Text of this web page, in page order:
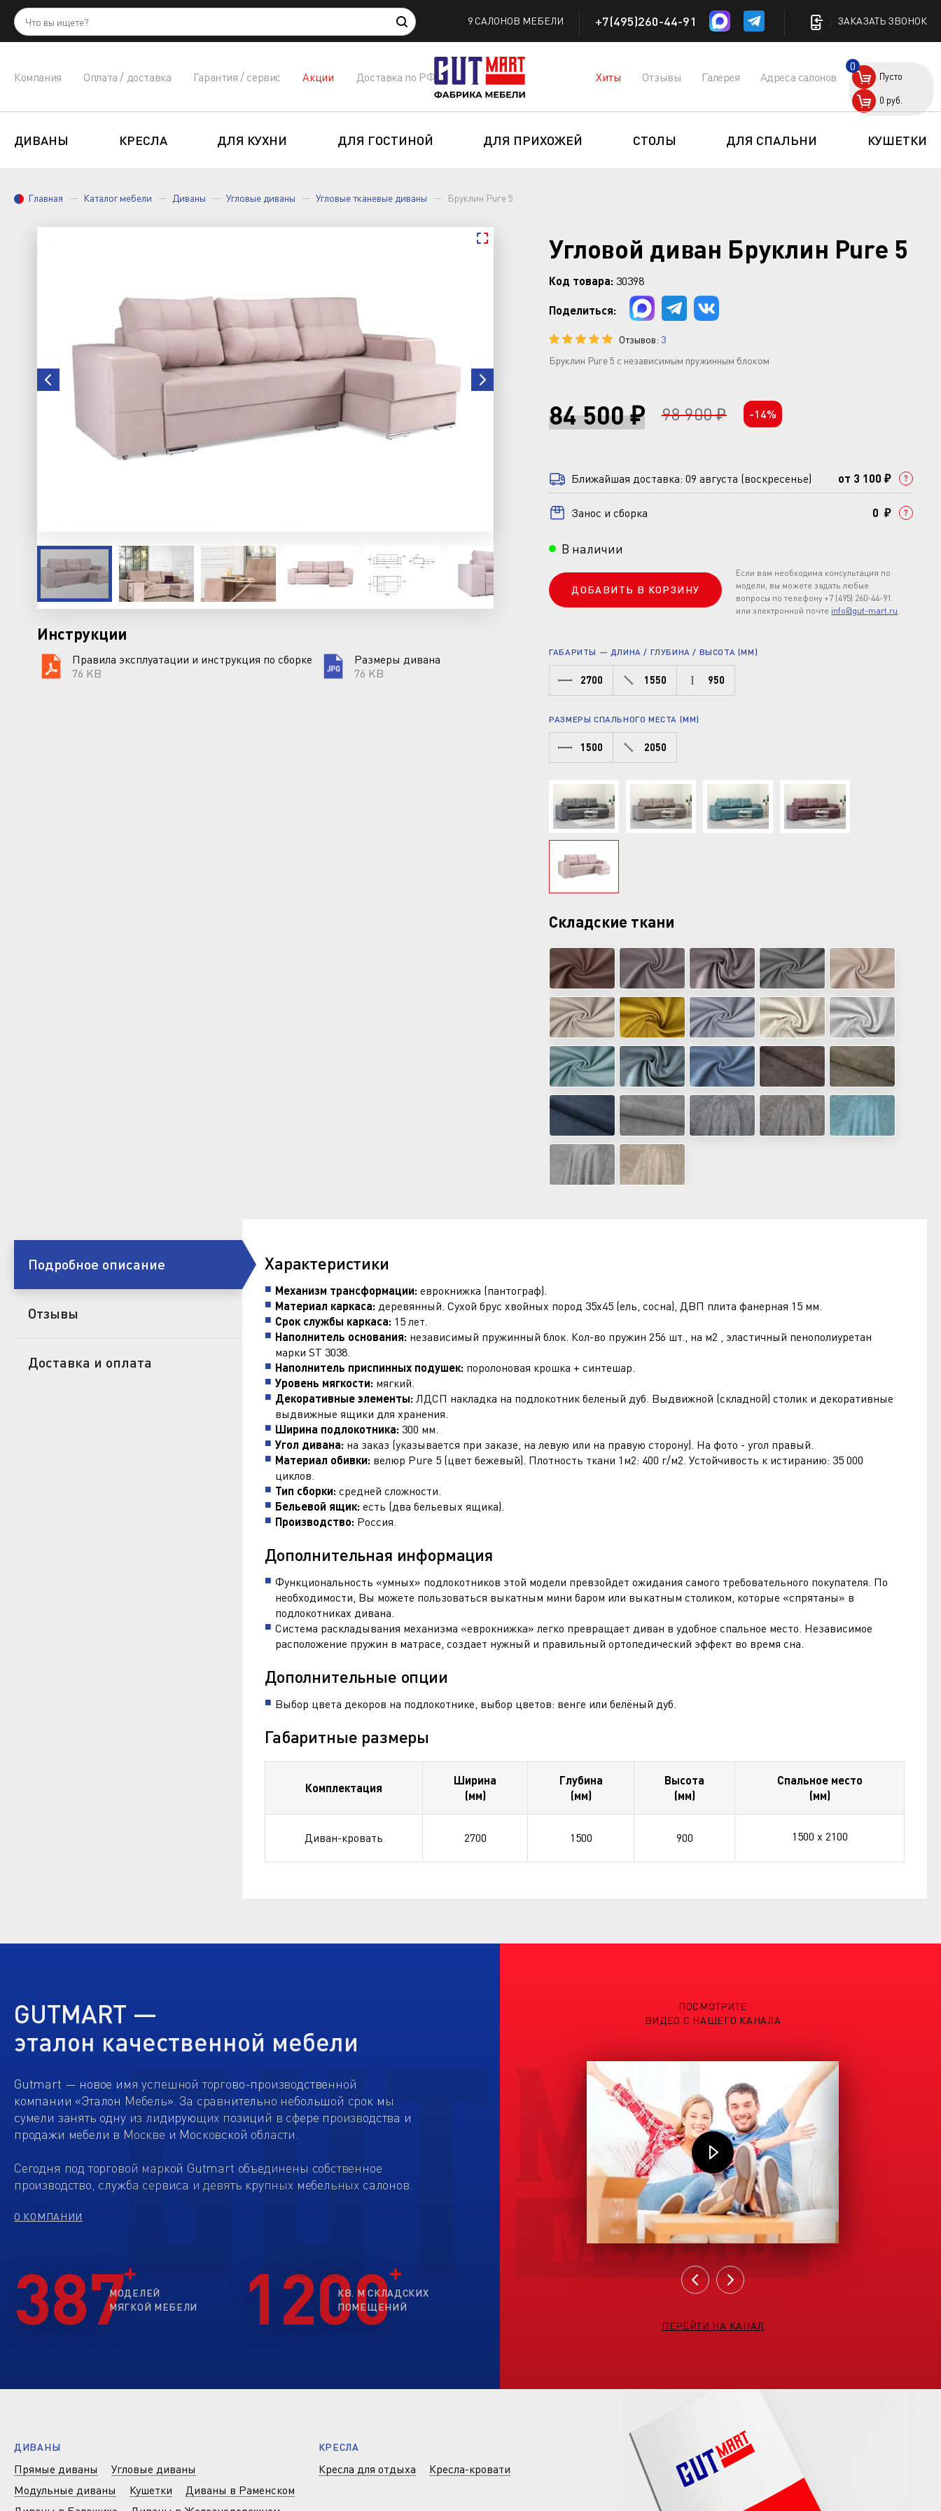
9 САЛОНОВ МЕБЕЛИ +7(495)260-44-91 ЗАКАЗАТЬ ЗВОНОК
Компания Оплата / доставка Гарантия / сервис Акции Доставка по РФ Хиты Отзывы Галерея Адреса салонов Пусто
0
0 руб.
ДИВАНЫ КРЕСЛА ДЛЯ КУХНИ ДЛЯ ГОСТИНОЙ ДЛЯ ПРИХОЖЕЙ СТОЛЫ ДЛЯ СПАЛЬНИ КУШЕТКИ
Главная Каталог мебели Диваны Угловые диваны Угловые тканевые диваны Бруклин Pure 5
Инструкции
Правила эксплуатации и инструкция по сборке
76 KB
Размеры дивана
76 KB
Угловой диван Бруклин Pure 5
Код товара: 30398
Поделиться:
Отзывов: 3
Бруклин Pure 5 с независимым пружинным блоком
84 500 ₽ 98 900 ₽ -14%
Ближайшая доставка: 09 августа (воскресенье) от 3 100 ₽
Занос и сборка 0 ₽
В наличии
ДОБАВИТЬ В КОРЗИНУ
Если вам необходима консультация по
модели, вы можете задать любые
вопросы по телефону +7 (495) 260-44-91
или электронной почте info@gut-mart.ru.
ГАБАРИТЫ — ДЛИНА / ГЛУБИНА / ВЫСОТА (ММ)
2700 1550 950
РАЗМЕРЫ СПАЛЬНОГО МЕСТА (ММ)
1500 2050
Складские ткани
Подробное описание
Отзывы
Доставка и оплата
Характеристики
Механизм трансформации: еврокнижка (пантограф).
Материал каркаса: деревянный. Сухой брус хвойных пород 35х45 (ель, сосна), ДВП плита фанерная 15 мм.
Срок службы каркаса: 15 лет.
Наполнитель основания: независимый пружинный блок. Кол-во пружин 256 шт., на м2 , эластичный пенополиуретан
марки ST 3038.
Наполнитель приспинных подушек: поролоновая крошка + синтешар.
Уровень мягкости: мягкий.
Декоративные элементы: ЛДСП накладка на подлокотник беленый дуб. Выдвижной (складной) столик и декоративные
выдвижные ящики для хранения.
Ширина подлокотника: 300 мм.
Угол дивана: на заказ (указывается при заказе, на левую или на правую сторону). На фото - угол правый.
Материал обивки: велюр Pure 5 (цвет бежевый). Плотность ткани 1м2: 400 г/м2. Устойчивость к истиранию: 35 000
циклов.
Тип сборки: средней сложности.
Бельевой ящик: есть (два бельевых ящика).
Производство: Россия.
Дополнительная информация
Функциональность «умных» подлокотников этой модели превзойдет ожидания самого требовательного покупателя. По
необходимости, Вы можете пользоваться выкатным мини баром или выкатным столиком, которые «спрятаны» в
подлокотниках дивана.
Система раскладывания механизма «еврокнижка» легко превращает диван в удобное спальное место. Независимое
расположение пружин в матрасе, создает нужный и правильный ортопедический эффект во время сна.
Дополнительные опции
Выбор цвета декоров на подлокотнике, выбор цветов: венге или белёный дуб.
Габаритные размеры
Комплектация
Ширина
(мм)
Глубина
(мм)
Высота
(мм)
Спальное место
(мм)
Диван-кровать 2700 1500 900 1500 х 2100
GUTMART —
эталон качественной мебели
Gutmart — новое имя успешной торгово-производственной
компании «Эталон Мебель». За сравнительно небольшой срок мы
сумели занять одну из лидирующих позиций в сфере производства и
продажи мебели в Москве и Московской области.
Сегодня под торговой маркой Gutmart объединены собственное
производство, служба сервиса и девять крупных мебельных салонов.
О КОМПАНИИ
387МОДЕЛЕЙ
МЯГКОЙ МЕБЕЛИ
1200
КВ. М СКЛАДСКИХ
ПОМЕЩЕНИЙ
ПОСМОТРИТЕ
ВИДЕО С НАШЕГО КАНАЛА
ПЕРЕЙТИ НА КАНАЛ
ДИВАНЫ
Прямые диваны
Угловые диваны
Модульные диваны
Кушетки
Диваны в Раменском
КРЕСЛА
Кресла для отдыха Кресла-кровати